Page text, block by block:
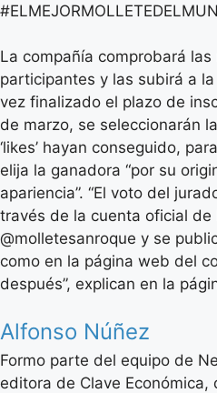
La compañía comprobará
participantes y las subirá a
vez finalizado el plazo de
de marzo, se seleccionarán
‘likes’ hayan conseguido,
elija la ganadora “por su
apariencia”. “El voto del
través de la cuenta oficial de
@molletesanroque y se
como en la página web del
después”, explican en la
Alfonso Núñez
Formo parte del equipo de
editora de Clave